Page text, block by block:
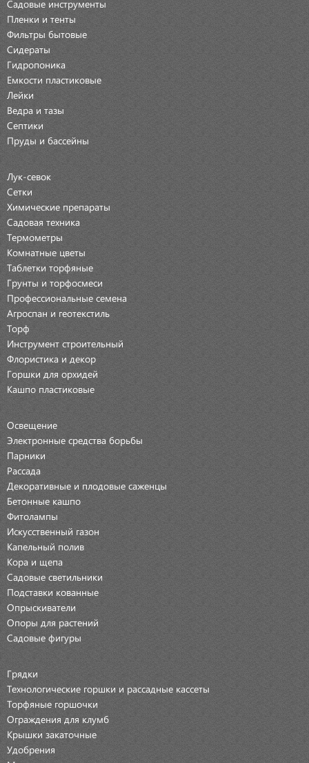
Садовые инструменты
Пленки и тенты
Фильтры бытовые
Сидераты
Гидропоника
Емкости пластиковые
Лейки
Ведра и тазы
Септики
Пруды и бассейны
Лук-севок
Сетки
Химические препараты
Садовая техника
Термометры
Комнатные цветы
Таблетки торфяные
Грунты и торфосмеси
Профессиональные семена
Агроспан и геотекстиль
Торф
Инструмент строительный
Флористика и декор
Горшки для орхидей
Кашпо пластиковые
Освещение
Электронные средства борьбы
Парники
Рассада
Декоративные и плодовые саженцы
Бетонные кашпо
Фитолампы
Искусственный газон
Капельный полив
Кора и щепа
Садовые светильники
Подставки кованные
Опрыскиватели
Опоры для растений
Садовые фигуры
Грядки
Технологические горшки и рассадные кассеты
Торфяные горшочки
Ограждения для клумб
Крышки закаточные
Удобрения